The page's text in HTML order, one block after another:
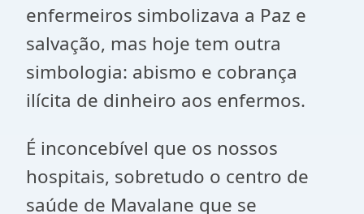
enfermeiros simbolizava a Paz e
salvação, mas hoje tem outra
simbologia: abismo e cobrança
ilícita de dinheiro aos enfermos.
É inconcebível que os nossos
hospitais, sobretudo o centro de
saúde de Mavalane que se